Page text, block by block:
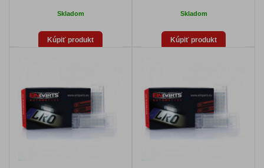
Skladom
Kúpiť produkt
Skladom
Kúpiť produkt